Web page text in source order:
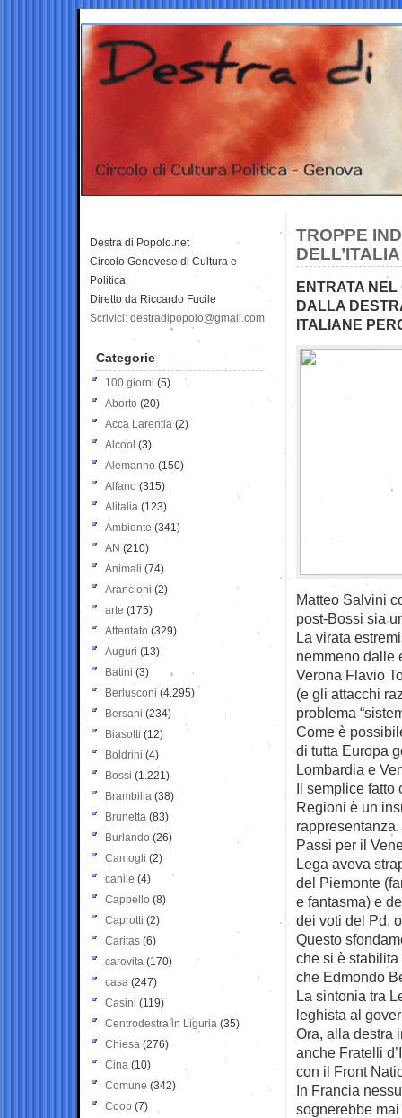
TROPPE
DELL’ITALIA
ENTRATA NEL
DALLA
ITALIANE
Matteo Salvini
post-Bossi sia
La virata
nemmeno dalle
Verona Flavio
(e gli attacchi
problema
Come è
di tutta Europa
Lombardia e
Il semplice fatto
Regioni è un
rappresentanza.
Passi per il
Lega aveva
del Piemonte
e fantasma) e
dei voti del Pd,
Questo
che si è
che Edmondo
La sintonia tra
leghista al
Ora, alla destra
anche Fratelli
con il Front
In Francia
sognerebbe
Destra di Popolo.net
Circolo Genovese di Cultura e
Politica
Diretto da Riccardo Fucile
Scrivici: destradipopolo@gmail.com
Categorie
100 giorni (5)
Aborto (20)
Acca Larentia (2)
Alcool (3)
Alemanno (150)
Alfano (315)
Alitalia (123)
Ambiente (341)
AN (210)
Animali (74)
Arancioni (2)
arte (175)
Attentato (329)
Auguri (13)
Batini (3)
Berlusconi (4.295)
Bersani (234)
Biasotti (12)
Boldrini (4)
Bossi (1.221)
Brambilla (38)
Brunetta (83)
Burlando (26)
Camogli (2)
canile (4)
Cappello (8)
Caprotti (2)
Caritas (6)
carovita (170)
casa (247)
Casini (119)
Centrodestra in Liguria (35)
Chiesa (276)
Cina (10)
Comune (342)
Coop (7)